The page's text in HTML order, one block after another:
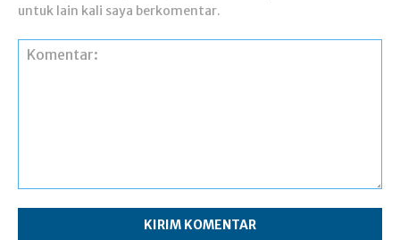
untuk lain kali saya berkomentar.